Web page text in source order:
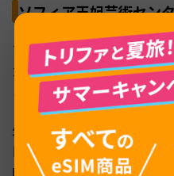
ソフィア王妃芸術セン
ソフィア王妃芸術センター
カ」を所蔵することで知ら
ミロの作品も鑑賞でき、
火曜は休館で、それ以外は
日曜が10時〜14時30分の